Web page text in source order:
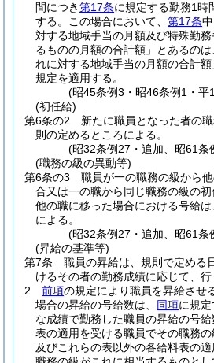
間につき第17条に規定する勤務1時
する。
この場合において、 第17条
対する地域手当の月額及び特殊勤
るものの月額の合計額」とあるの
れに対する地域手当の月額の合計
規定を適用する。
(昭45条例3・昭46条例1・平
(初任給)
第6条の2
新たに職員となった者の
則の定めるところによる。
(昭32条例27・追加、昭61条
(職務の級の異動等)
第6条の3
職員が一の職務の級から
合又は一の職から同じ職務の級の
他の職に移った場合における号給
による。
(昭32条例27・追加、昭61条
(昇給の基準等)
第7条
職員の昇給は、規則で定める
けるその者の勤務成績に応じて、行
2
前項の規定により職員を昇給させ
場合の昇給の号給数は、 同項に規
な成績で勤務した職員の昇給の号
表の適用を受ける職員でその職務
及びこれらの表以外の各給料表の